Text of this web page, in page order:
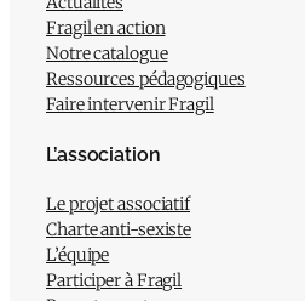
Fragil en action
Notre catalogue
Ressources pédagogiques
Faire intervenir Fragil
L’association
Le projet associatif
Charte anti-sexiste
L’équipe
Participer à Fragil